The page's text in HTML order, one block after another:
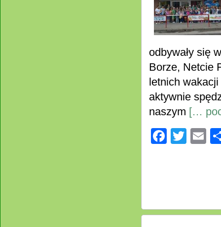
odbywały się
Borze, Netcie
letnich
aktywnie
naszym […